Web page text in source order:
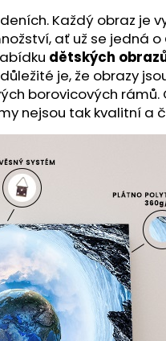
Každý obraz
ať už se jedná o
dětských
je, že obrazy
borovicových
nejsou tak kvalitní a